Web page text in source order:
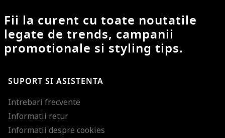
Fii la curent cu toate noutatile
legate de trends, campanii
promotionale si styling tips.
SUPORT SI ASISTENTA
Intrebari frecvente
Informatii retur
Informatii despre cookies